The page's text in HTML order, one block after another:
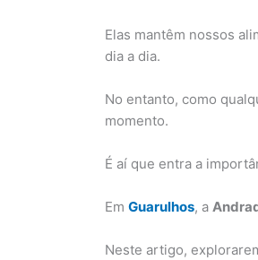
Elas mantêm nossos
dia a dia.
No entanto, como
momento.
É aí que entra a
Em Guarulhos, a
Neste artigo,